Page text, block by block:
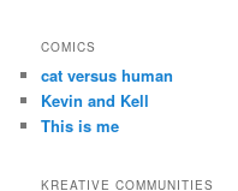
COMICS
cat versus human
Kevin and Kell
This is me
KREATIVE COMMUNITIES